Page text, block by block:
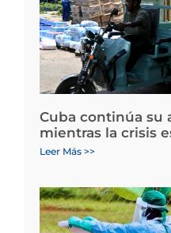
Cuba continúa su
mientras la crisis
Leer Más >>